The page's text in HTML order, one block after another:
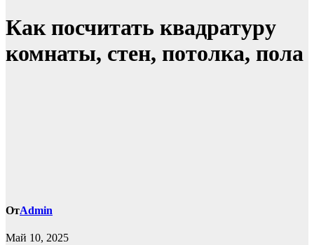
Как посчитать квадратуру
комнаты, стен, потолка, пола
ОтAdmin
Май 10, 2025